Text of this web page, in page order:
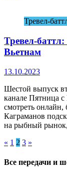
Тревел-
Тревел-
Вьетнам
13.10.2023
Шестой выпуск
канале Пятница
смотреть онлайн,
Каграманов
на рыбный
Пагинация
записей
« 1 2 3 »
Все передачи и